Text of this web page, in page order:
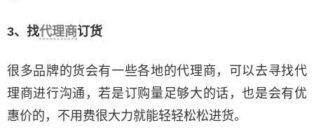
3、找代理商订货
很多品牌的货会有一些各地的代理商，可以去寻找代
理商进行沟通，若是订购量足够大的话，也是会有优
惠价的，不用费很大力就能轻轻松松进货。